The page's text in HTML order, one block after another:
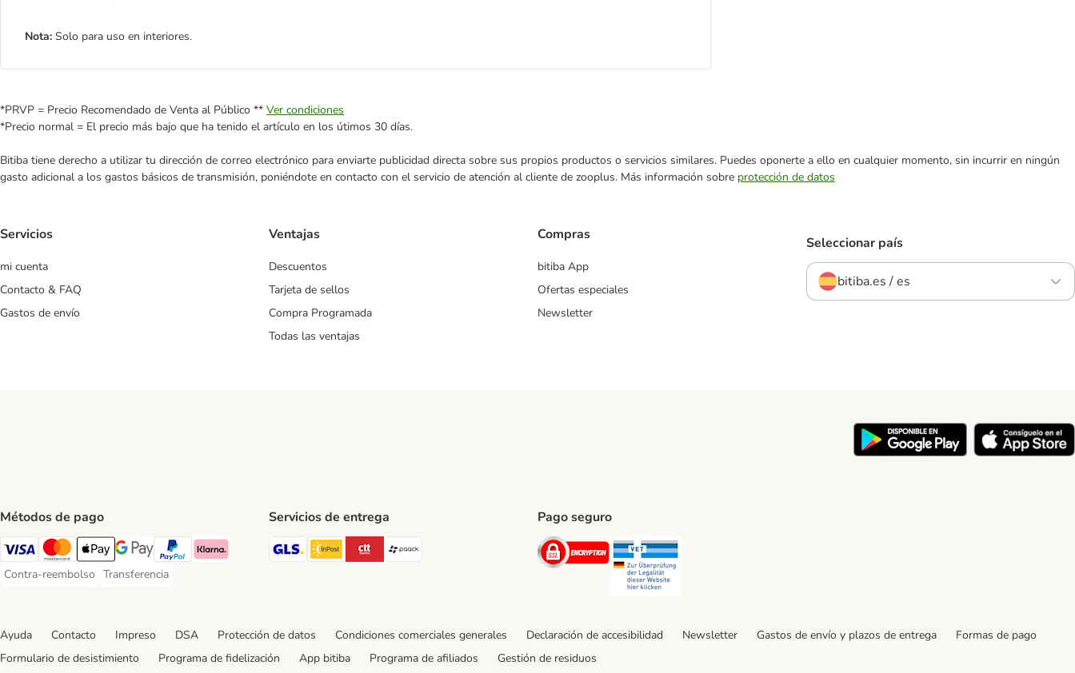
Nota: Solo para uso en interiores.
*PRVP = Precio Recomendado de Venta al Público ** Ver condiciones
*Precio normal = El precio más bajo que ha tenido el artículo en los útimos 30 días.
Bitiba tiene derecho a utilizar tu dirección de correo electrónico para enviarte publicidad directa sobre sus propios productos o servicios similares. Puedes oponerte a ello en cualquier momento, sin incurrir en ningún
gasto adicional a los gastos básicos de transmisión, poniéndote en contacto con el servicio de atención al cliente de zooplus. Más información sobre protección de datos
Servicios
mi cuenta
Contacto & FAQ
Gastos de envío
Ventajas
Descuentos
Tarjeta de sellos
Compra Programada
Todas las ventajas
Compras
bitiba App
Ofertas especiales
Newsletter
Seleccionar país
bitiba.es / es
Métodos de pago
Visa Payment Method
Mastercard Payment Method
Apple Pay Payment Method
Google Pay Payment Method
PayPal Payment Method
Klarna Payment Method
Contra-reembolso
Contra-reembolso Payment Method
Transferencia
Transferencia Payment Method
Servicios de entrega
GLS Shipping Method
InPost Shipping Method
CTTExpress Shipping Method
paack Shipping Method
Pago seguro
Security
Ayuda Contacto Impreso DSA Protección de datos Condiciones comerciales generales Declaración de accesibilidad Newsletter Gastos de envío y plazos de entrega
Formas de pago
Formulario de desistimiento
Programa de fidelización App bitiba Programa de afiliados Gestión de residuos